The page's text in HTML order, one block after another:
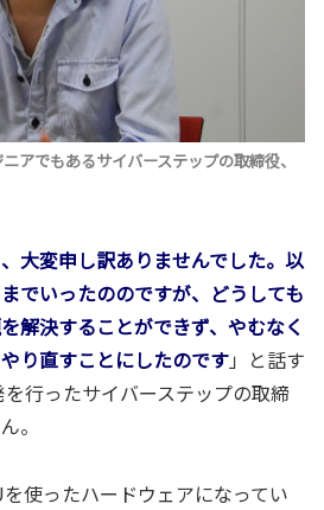
アでもあるサイバーステップの取締役、
大変申し訳ありませんでした。以
でいったののですが、どうしても
解決することができず、やむなく
り直すことにしたのです」と話す
行ったサイバーステップの取締
。
使ったハードウェアになってい